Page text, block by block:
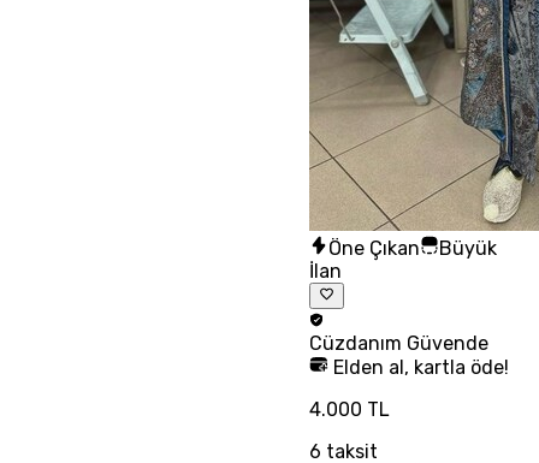
Öne Çıkan
Büyük
İlan
Cüzdanım Güvende
Elden al, kartla öde!
4.000 TL
6 taksit